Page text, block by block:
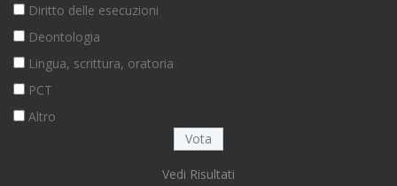
Diritto delle esecuzioni
Deontologia
Lingua, scrittura, oratoria
PCT
Altro
Vedi Risultati